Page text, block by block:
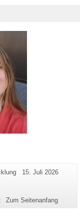
Letzte
15. Juli 2026
Zum Seitenanfang